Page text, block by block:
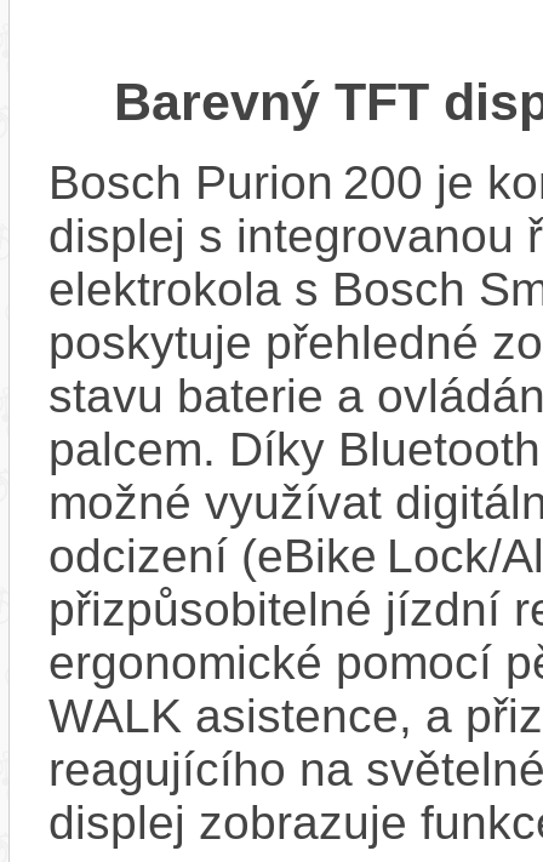
Barevný TFT
Bosch Purion 200 je
displej s integrovanou
elektrokola s Bosch
poskytuje přehledné
stavu baterie a
palcem. Díky
možné využívat
odcizení (eBike Lock/
přizpůsobitelné jízdní
ergonomické pomocí
WALK asistence, a
reagujícího na
displej zobrazuje